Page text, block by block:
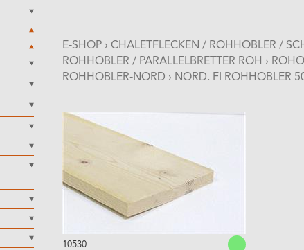
E-SHOP › CHALETFLECKEN / ROHHOBLER /
ROHHOBLER / PARALLELBRETTER ROH ›
ROHHOBLER-NORD › NORD. FI ROHHOBLER
10530